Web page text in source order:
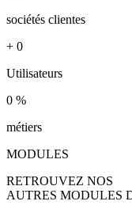
sociétés clientes
+ 0
Utilisateurs
0 %
métiers
MODULES
RETROUVEZ NOS
AUTRES MODULES